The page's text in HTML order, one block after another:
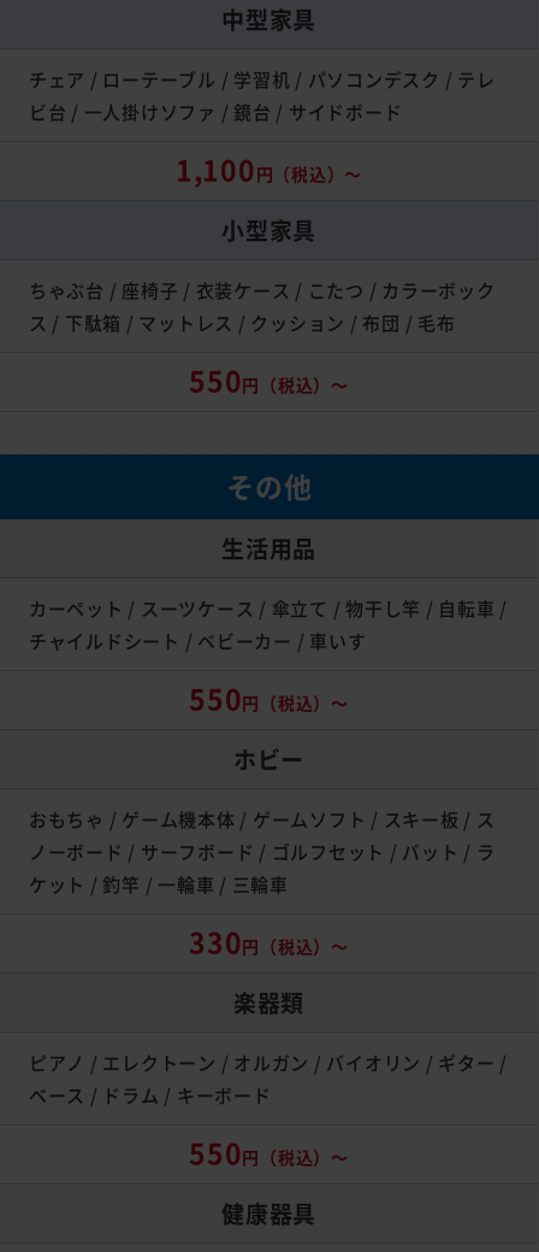
中型家具
チェア / ローテーブル / 学習机 / パソコンデスク / テレ
ビ台 / 一人掛けソファ / 鏡台 / サイドボード
1,100円（税込）～
小型家具
ちゃぶ台 / 座椅子 / 衣装ケース / こたつ / カラーボック
ス / 下駄箱 / マットレス / クッション / 布団 / 毛布
550円（税込）～
その他
生活用品
カーペット / スーツケース / 傘立て / 物干し竿 / 自転車 /
チャイルドシート / ベビーカー / 車いす
550円（税込）～
ホビー
おもちゃ / ゲーム機本体 / ゲームソフト / スキー板 / ス
ノーボード / サーフボード / ゴルフセット / バット / ラ
ケット / 釣竿 / 一輪車 / 三輪車
330円（税込）～
楽器類
ピアノ / エレクトーン / オルガン / バイオリン / ギター /
ベース / ドラム / キーボード
550円（税込）～
健康器具